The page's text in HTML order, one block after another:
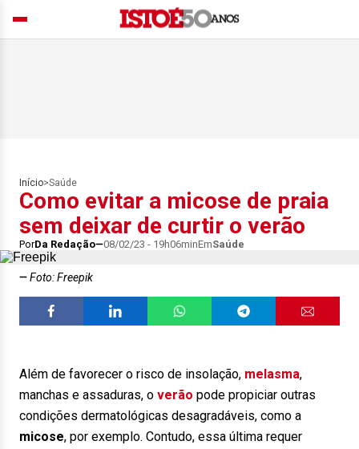
Início>Saúde
Como evitar a micose de praia
sem deixar de curtir o verão
PorDa Redação 08/02/23 - 19h06minEmSaúde
Foto: Freepik
Além de favorecer o risco de insolação, melasma,
manchas e assaduras, o verão pode propiciar outras
condições dermatológicas desagradáveis, como a
micose, por exemplo. Contudo, essa última requer